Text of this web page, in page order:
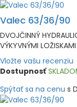
Valec 63/36/90
DVOJČINNÝ
VÝKYVNÝMI
Vložte vašu recenziu
Dostupnosť
Spýtať sa na cenu s